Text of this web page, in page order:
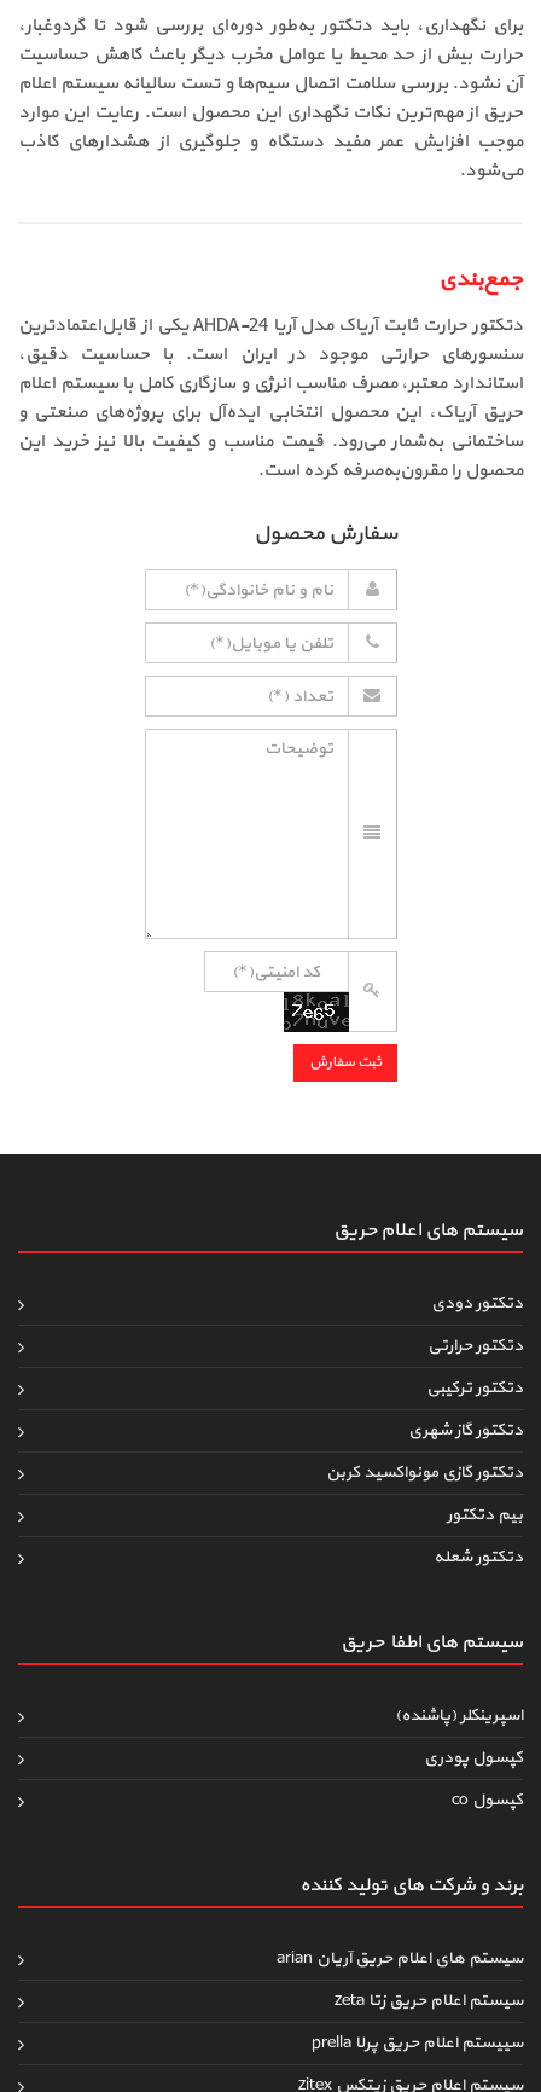
برای نگهداری، باید دتکتور به‌طور دوره‌ای بررسی شود تا گردوغبار،
حرارت بیش از حد محیط یا عوامل مخرب دیگر باعث کاهش حساسیت
آن نشود. بررسی سلامت اتصال سیم‌ها و تست سالیانه سیستم اعلام
حریق از مهم‌ترین نکات نگهداری این محصول است. رعایت این موارد
موجب افزایش عمر مفید دستگاه و جلوگیری از هشدارهای کاذب
می‌شود.
جمع‌بندی
دتکتور حرارت ثابت آریاک مدل آریا AHDA-24 یکی از قابل‌اعتمادترین
سنسورهای حرارتی موجود در ایران است. با حساسیت دقیق،
استاندارد معتبر، مصرف مناسب انرژی و سازگاری کامل با سیستم اعلام
حریق آریاک، این محصول انتخابی ایده‌آل برای پروژه‌های صنعتی و
ساختمانی به‌شمار می‌رود. قیمت مناسب و کیفیت بالا نیز خرید این
محصول را مقرون‌به‌صرفه کرده است.
سفارش محصول
سیستم های اعلام حریق
دتکتور دودی
دتکتور حرارتی
دتکتور ترکیبی
دتکتور گاز شهری
دتکتور گازی مونواکسید کربن
بیم دتکتور
دتکتور شعله
سیستم های اطفاءحریق
اسپرینکلر (پاشنده)
کپسول پودری
کپسول co
برند و شرکت های تولید کننده
سیستم های اعلام حریق آریان arian
سیستم اعلام حریق زتا zeta
سییستم اعلام حریق پرلا prella
سیستم اعلام حریق زیتکس zitex